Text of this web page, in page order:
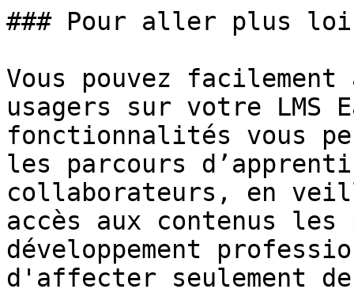
### Pour aller plus
Vous pouvez
usagers sur votre LMS
fonctionnalités vous
les parcours
collaborateurs, en
accès aux contenus
développement
d'affecter seulement